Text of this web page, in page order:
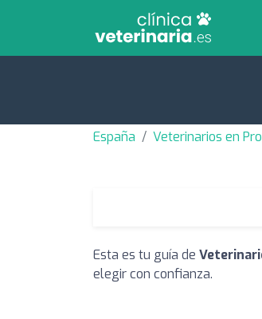
España Veterinarios en
Esta es tu guía de
elegir con confianza.